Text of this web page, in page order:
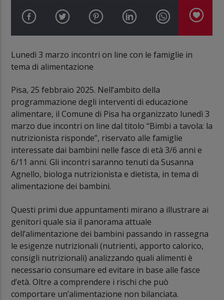
Lunedì 3 marzo incontri on line con le famiglie in
tema di alimentazione
Pisa, 25 febbraio 2025. Nell’ambito della
programmazione degli interventi di educazione
alimentare, il Comune di Pisa ha organizzato lunedì 3
marzo due incontri on line dal titolo “Bimbi a tavola: la
nutrizionista risponde”, riservato alle famiglie
interessate dai bambini nelle fasce di età 3/6 anni e
6/11 anni. Gli incontri saranno tenuti da Susanna
Agnello, biologa nutrizionista e dietista, in tema di
alimentazione dei bambini.
Questi primi due appuntamenti mirano a illustrare ai
genitori quale sia il panorama attuale
dell’alimentazione dei bambini passando in rassegna
le esigenze nutrizionali (nutrienti, apporto calorico,
consigli nutrizionali) analizzando quali alimenti è
necessario consumare ed evitare in base alle fasce
d’età. Oltre a comprendere i rischi che può
comportare un’alimentazione non bilanciata.